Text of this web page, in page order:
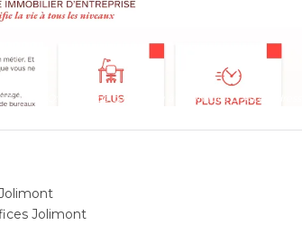
D'ASCQ: espace de coworking à Villeneuve D'Ascq: Adresse
Jolimont